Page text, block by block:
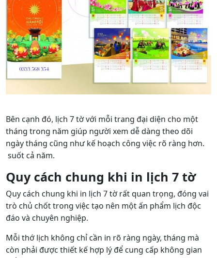
Bên cạnh đó, lịch 7 tờ với mỗi trang đại diện cho một
tháng trong năm giúp người xem dễ dàng theo dõi
ngày tháng cũng như kế hoạch công việc rõ ràng hơn.
suốt cả năm.
Quy cách chung khi in lịch 7 tờ
Quy cách chung khi in lịch 7 tờ rất quan trọng, đóng vai
trò chủ chốt trong việc tạo nên một ấn phẩm lịch độc
đáo và chuyên nghiệp.
Mỗi thớ lịch không chỉ cần in rõ ràng ngày, tháng mà
còn phải được thiết kế hợp lý để cung cấp không gian